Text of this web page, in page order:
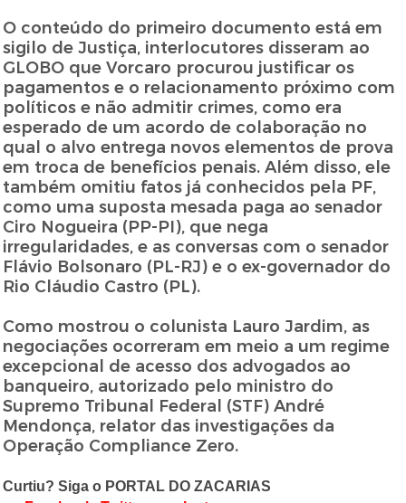
O conteúdo do primeiro documento está em
sigilo de Justiça, interlocutores disseram ao
GLOBO que Vorcaro procurou justificar os
pagamentos e o relacionamento próximo com
políticos e não admitir crimes, como era
esperado de um acordo de colaboração no
qual o alvo entrega novos elementos de prova
em troca de benefícios penais. Além disso, ele
também omitiu fatos já conhecidos pela PF,
como uma suposta mesada paga ao senador
Ciro Nogueira (PP-PI), que nega
irregularidades, e as conversas com o senador
Flávio Bolsonaro (PL-RJ) e o ex-governador do
Rio Cláudio Castro (PL).
Como mostrou o colunista Lauro Jardim, as
negociações ocorreram em meio a um regime
excepcional de acesso dos advogados ao
banqueiro, autorizado pelo ministro do
Supremo Tribunal Federal (STF) André
Mendonça, relator das investigações da
Operação Compliance Zero.
Curtiu? Siga o PORTAL DO ZACARIAS